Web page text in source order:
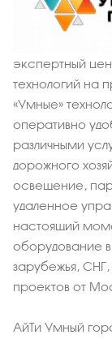
экспертный
технологий на
«Умные»
оперативно
различными
дорожного
освещение,
удаленное
настоящий
оборудование
зарубежья,
проектов от
АйТи Умный